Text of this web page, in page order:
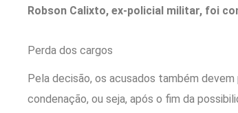
Robson Calixto, ex-policial militar, foi
Perda dos cargos
Pela decisão, os acusados também
condenação, ou seja, após o fim da